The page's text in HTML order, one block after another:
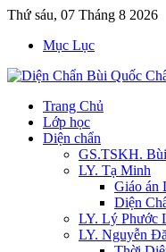
Thứ sáu, 07 Tháng 8 2026
Mục Lục
Trang Chủ
Lớp học
Diện chẩn
GS.TSKH.
LY. Tạ Minh
Giáo án
Diện
LY. Lý Phước
LY. Nguyễn